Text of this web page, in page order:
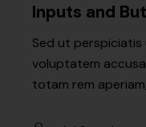
Inputs and
Sed ut
voluptatem
totam rem